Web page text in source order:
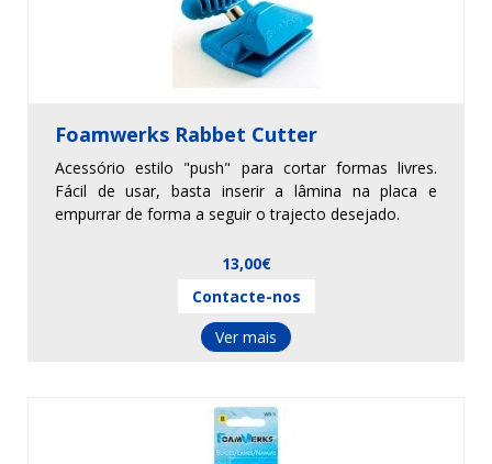
Foamwerks Rabbet Cutter
Acessório estilo "push" para cortar formas livres.
Fácil de usar, basta inserir a lâmina na placa e
empurrar de forma a seguir o trajecto desejado.
13,00€
Contacte-nos
Ver mais